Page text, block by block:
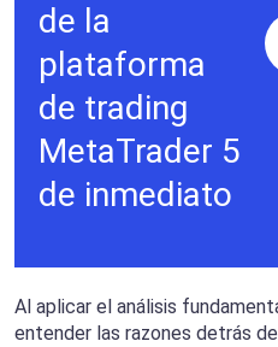
de la
plataforma
de trading
MetaTrader 5
de inmediato
Al aplicar el análisis
entender las razones detrás